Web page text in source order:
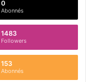
0
Abonnés
1483
Followers
153
Abonnés